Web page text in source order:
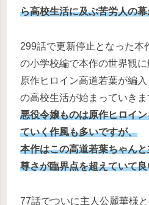
ら高校生活に及ぶ苦労人の
299話で更新停止となった本
の小学校編で本作の世界観に
原作ヒロイン高道若葉が編
の高校生活が始まっていきま
悪役令嬢ものは原作ヒロイ
ていく作風も多いですが、
本作はこの高道若葉ちゃん
尊さが臨界点を超えていて
77話でついに主人公麗華様